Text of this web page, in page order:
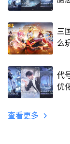
三
么
代
优
查看更多